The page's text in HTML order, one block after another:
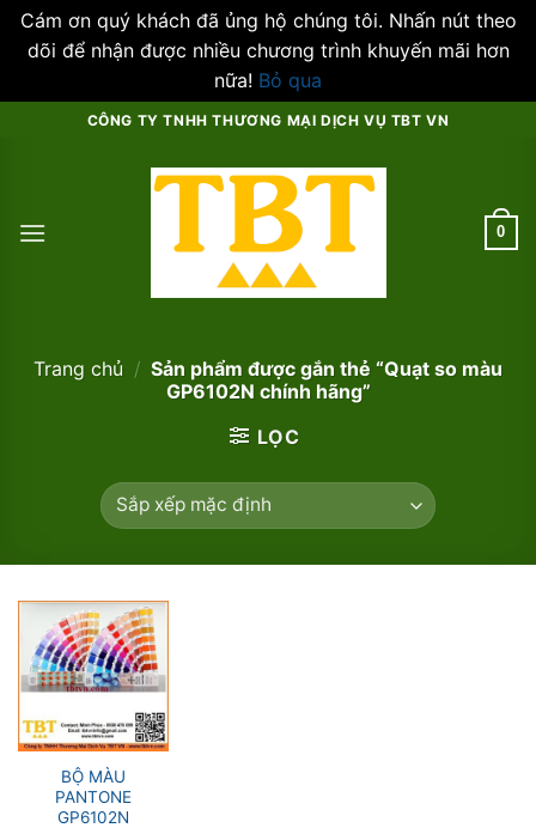
Cám ơn quý khách đã ủng hộ chúng tôi. Nhấn nút theo
dõi để nhận được nhiều chương trình khuyến mãi hơn
nữa! Bỏ qua
CÔNG TY TNHH THƯƠNG MẠI DỊCH VỤ TBT VN
0
Trang chủ / Sản phẩm được gắn thẻ “Quạt so màu
GP6102N chính hãng”
LỌC
BỘ MÀU
PANTONE
GP6102N